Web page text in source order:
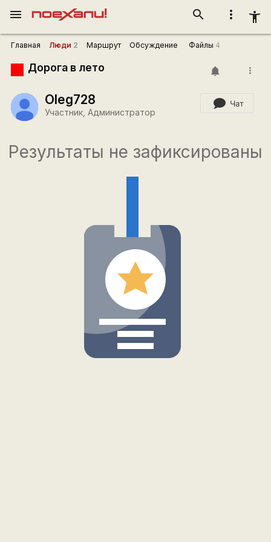
more_vert accessibility_new
search
menu
Главная Люди 2 Маршрут Обсуждение Файлы 4
Дорога в лето more_vert
Oleg728
Участник, Администратор
Чат
Результаты не зафиксированы